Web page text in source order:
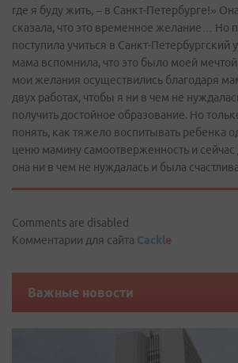
где я буду жить, – в Санкт-Петербурге!»
сказала, что это временное желание… Но
поступила учиться в Санкт-
мама вспомнила, что это было моей
мои желания осуществились благодаря
двух работах, чтобы я ни в чем не
получить достойное образование. Но
понять, как тяжело воспитывать ребенка
ценю мамину самоотверженность и сейчас
она ни в чем не нуждалась и была
Comments are disabled
Комментарии для сайта Cackle
Важные новости